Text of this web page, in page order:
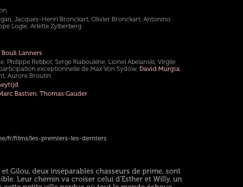
Jacques-Henri Bronckart, Olivier Bronckart, Antonino
Logie, Arlette Zylberberg
Bouli Lanners
Philippe Rebbot, Serge Riaboukine, Lionel Abelanski, Virgile
exceptionnelle de Max Von Sydow, David Murgia
Aurore Broutin
Bastien Thomas Gauder
fr/films/les-premiers-les-derniers
Gilou, deux inséparables chasseurs de prime, sont
Leur chemin va croiser celui d'Esther et Willy, un